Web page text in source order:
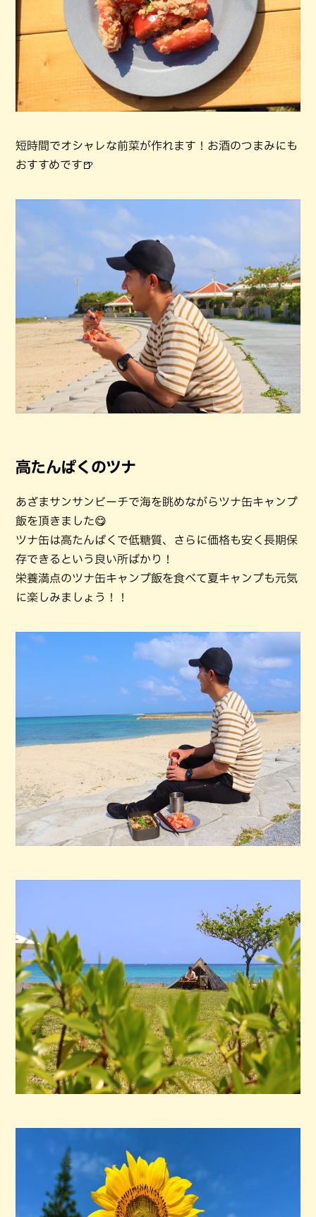
短時間でオシャレな前菜が作れます！お酒のつまみにも
おすすめです🍺
高たんぱくのツナ
あざまサンサンビーチで海を眺めながらツナ缶キャンプ
飯を頂きました😋
ツナ缶は高たんぱくで低糖質、さらに価格も安く長期保
存できるという良い所ばかり！
栄養満点のツナ缶キャンプ飯を食べて夏キャンプも元気
に楽しみましょう！！